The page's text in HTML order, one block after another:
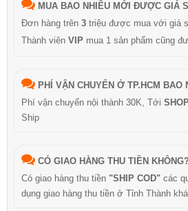
MUA BAO NHIÊU MỚI ĐƯỢC GIÁ
Đơn hàng trên 3 triệu được mua với giá
Thành viên VIP mua 1 sản phẩm cũng
PHÍ VẬN CHUYỂN Ở TP.HCM BAO
Phí vận chuyển nội thành 30K, Tới
Ship
CÓ GIAO HÀNG THU TIỀN KHÔNG?
Có giao hàng thu tiền "SHIP COD" các
dụng giao hàng thu tiền ở Tỉnh Thành